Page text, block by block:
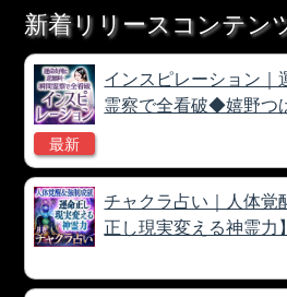
新着リリースコンテン
最新
インスピレーション｜
霊察で全看破◆嬉野つ
チャクラ占い｜人体覚
正し現実変える神霊力